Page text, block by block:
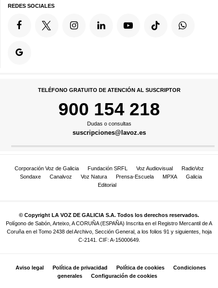
REDES SOCIALES
TELÉFONO GRATUITO DE ATENCIÓN AL SUSCRIPTOR
900 154 218
Dudas o consultas
suscripciones@lavoz.es
Corporación Voz de Galicia Fundación SRFL Voz Audiovisual
RadioVoz
Sondaxe
Canalvoz Voz Natura Prensa-Escuela MPXA
Galicia
Editorial
© Copyright LA VOZ DE GALICIA S.A. Todos los derechos reservados.
Polígono de Sabón, Arteixo, A CORUÑA (ESPAÑA) Inscrita en el Registro Mercantil de A
Coruña en el Tomo 2438 del Archivo, Sección General, a los folios 91 y siguientes, hoja
C-2141. CIF: A-15000649.
Aviso legal Política de privacidad Política de cookies
Condiciones
generales
Configuración de cookies